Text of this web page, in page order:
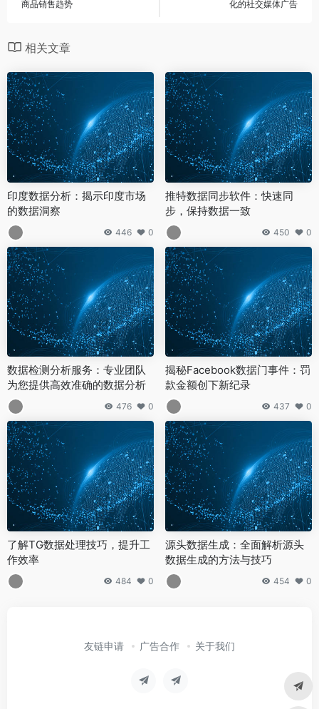
商品销售趋势
化的社交媒体广告
相关文章
印度数据分析：揭示印度市场
的数据洞察
446 0
推特数据同步软件：快速同
步，保持数据一致
450 0
数据检测分析服务：专业团队
为您提供高效准确的数据分析
476 0
揭秘Facebook数据门事件：罚
款金额创下新纪录
437 0
了解TG数据处理技巧，提升工
作效率
484 0
源头数据生成：全面解析源头
数据生成的方法与技巧
454 0
友链申请 广告合作 关于我们